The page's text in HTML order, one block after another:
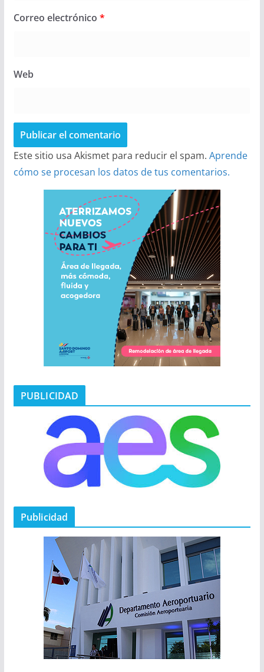
Correo electrónico *
Web
Este sitio usa Akismet para reducir el spam. Aprende
cómo se procesan los datos de tus comentarios.
PUBLICIDAD
Publicidad